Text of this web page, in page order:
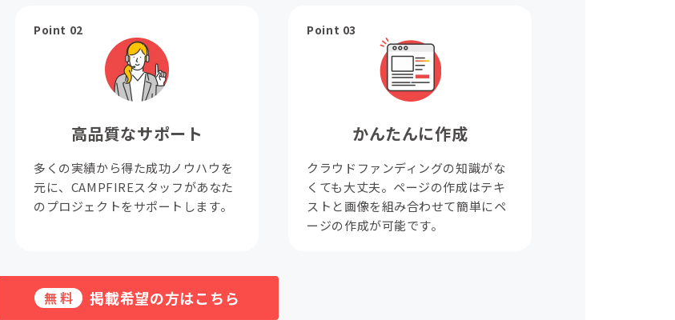
Point 02
高品質なサポート
多くの実績から得た成功ノウハウを
元に、CAMPFIREスタッフがあなた
のプロジェクトをサポートします。
Point 03
かんたんに作成
クラウドファンディングの知識がな
くても大丈夫。ページの作成はテキ
ストと画像を組み合わせて簡単にペ
ージの作成が可能です。
無料 掲載希望の方はこちら